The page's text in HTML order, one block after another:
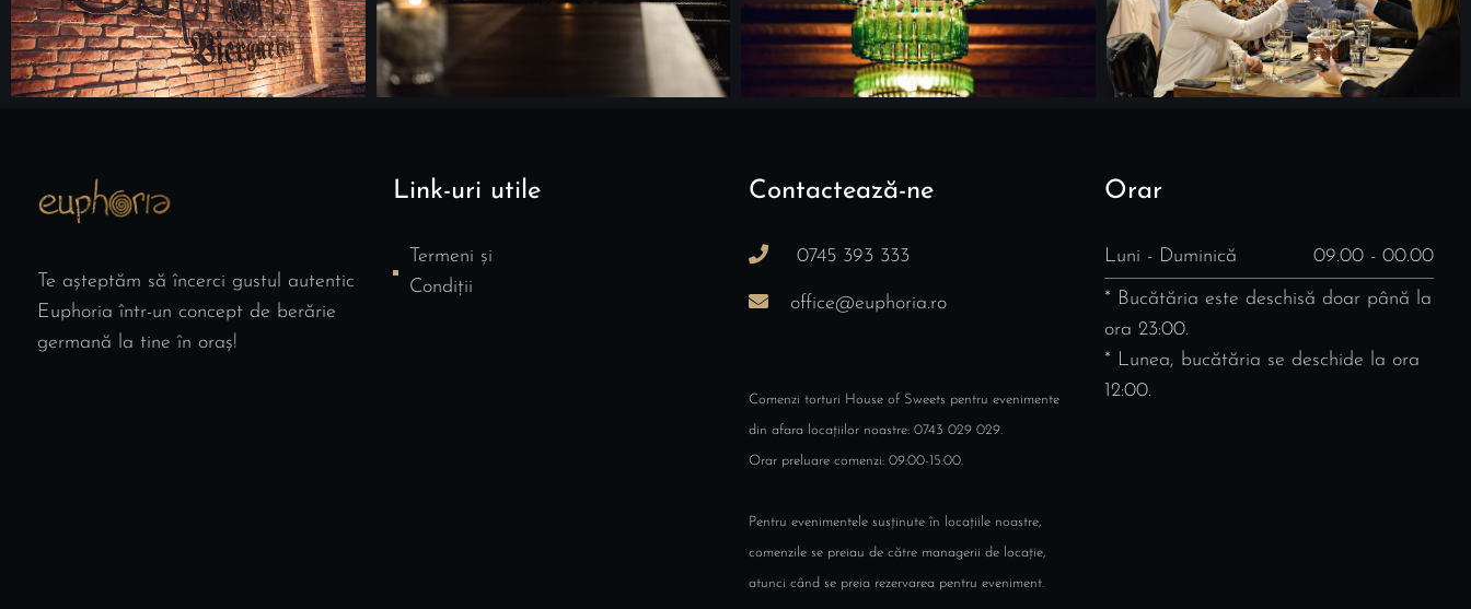
Te așteptăm să încerci gustul autentic
Euphoria într-un concept de berărie
germană la tine în oraș!
Link-uri utile
Termeni și
Condiții
Contactează-ne
0745 393 333
office@euphoria.ro
Comenzi torturi House of Sweets pentru evenimente
din afara locațiilor noastre: 0743 029 029.
Orar preluare comenzi: 09:00-15:00.
Pentru evenimentele susținute în locațiile noastre,
comenzile se preiau de către managerii de locație,
atunci când se preia rezervarea pentru eveniment.
Orar
Luni - Duminică 09.00 - 00.00
* Bucătăria este deschisă doar până la
ora 23:00.
* Lunea, bucătăria se deschide la ora
12:00.